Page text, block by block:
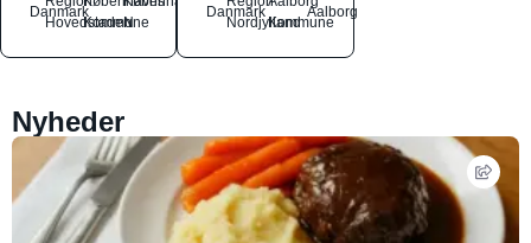
Danmark
Hovedstaden
Kommune
N
Danmark
NordjyllandKommune
Aalborg
Nyheder